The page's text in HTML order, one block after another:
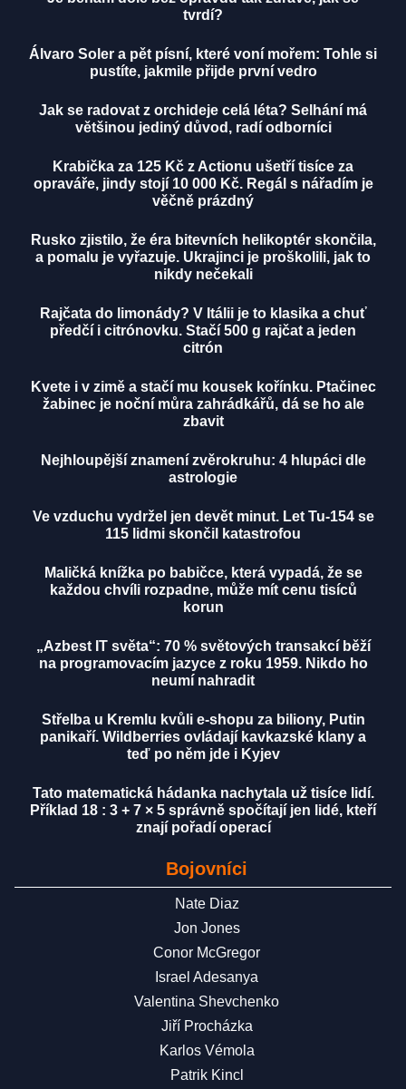
tvrdí?
Álvaro Soler a pět písní, které voní mořem: Tohle si
pustíte, jakmile přijde první vedro
Jak se radovat z orchideje celá léta? Selhání má
většinou jediný důvod, radí odborníci
Krabička za 125 Kč z Actionu ušetří tisíce za
opraváře, jindy stojí 10 000 Kč. Regál s nářadím je
věčně prázdný
Rusko zjistilo, že éra bitevních helikoptér skončila,
a pomalu je vyřazuje. Ukrajinci je proškolili, jak to
nikdy nečekali
Rajčata do limonády? V Itálii je to klasika a chuť
předčí i citrónovku. Stačí 500 g rajčat a jeden
citrón
Kvete i v zimě a stačí mu kousek kořínku. Ptačinec
žabinec je noční můra zahrádkářů, dá se ho ale
zbavit
Nejhloupější znamení zvěrokruhu: 4 hlupáci dle
astrologie
Ve vzduchu vydržel jen devět minut. Let Tu-154 se
115 lidmi skončil katastrofou
Maličká knížka po babičce, která vypadá, že se
každou chvíli rozpadne, může mít cenu tisíců
korun
„Azbest IT světa“: 70 % světových transakcí běží
na programovacím jazyce z roku 1959. Nikdo ho
neumí nahradit
Střelba u Kremlu kvůli e-shopu za biliony, Putin
panikaří. Wildberries ovládají kavkazské klany a
teď po něm jde i Kyjev
Tato matematická hádanka nachytala už tisíce lidí.
Příklad 18 : 3 + 7 × 5 správně spočítají jen lidé, kteří
znají pořadí operací
Bojovníci
Nate Diaz
Jon Jones
Conor McGregor
Israel Adesanya
Valentina Shevchenko
Jiří Procházka
Karlos Vémola
Patrik Kincl